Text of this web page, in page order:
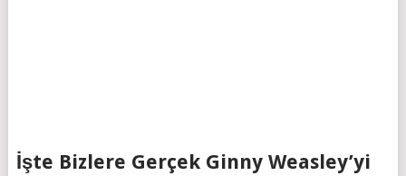
İşte Bizlere Gerçek Ginny Weasley’yi